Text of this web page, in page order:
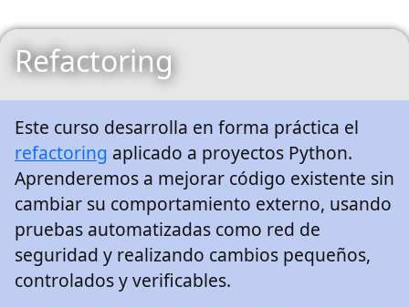
Refactoring
Este curso desarrolla en forma práctica el
refactoring aplicado a proyectos Python.
Aprenderemos a mejorar código existente sin
cambiar su comportamiento externo, usando
pruebas automatizadas como red de
seguridad y realizando cambios pequeños,
controlados y verificables.